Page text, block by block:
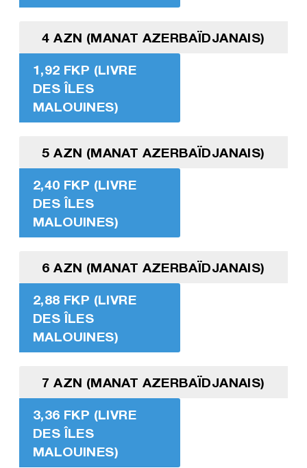
4 AZN (MANAT AZERBAÏDJANAIS)
1,92 FKP (LIVRE
DES ÎLES
MALOUINES)
5 AZN (MANAT AZERBAÏDJANAIS)
2,40 FKP (LIVRE
DES ÎLES
MALOUINES)
6 AZN (MANAT AZERBAÏDJANAIS)
2,88 FKP (LIVRE
DES ÎLES
MALOUINES)
7 AZN (MANAT AZERBAÏDJANAIS)
3,36 FKP (LIVRE
DES ÎLES
MALOUINES)